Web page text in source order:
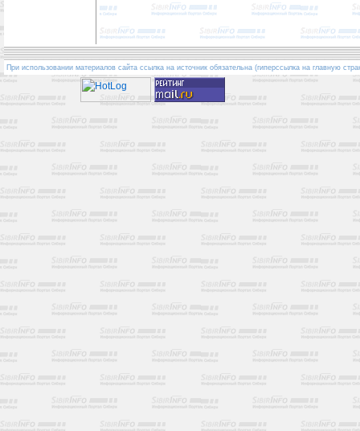
При использовании материалов сайта ссылка на источник обязательна (гиперссылка на главную